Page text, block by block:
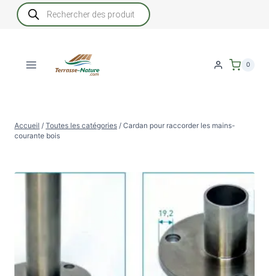
Recherche
de
produits
0
Accueil / Toutes les catégories / Cardan pour raccorder les mains-
courante bois